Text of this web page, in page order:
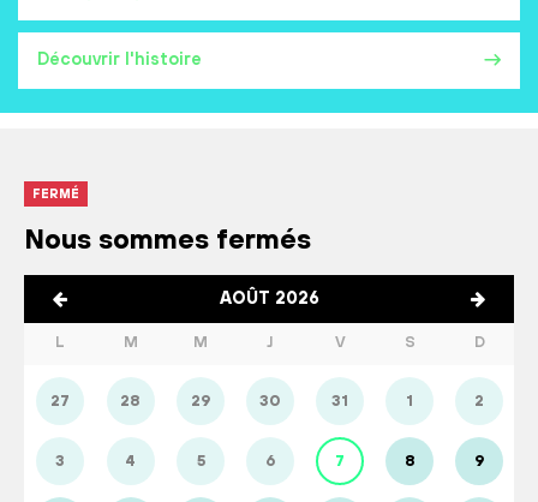
Découvrir l'histoire
FERMÉ
Nous sommes fermés
AOÛT 2026
L M M J V S D
27 28 29 30 31 1 2
3 4 5 6 7 8 9